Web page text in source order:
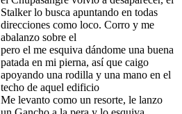
Stalker lo busca apuntando en todas
direcciones como loco. Corro y me
abalanzo sobre el
pero el me esquiva dándome una buena
patada en mi pierna, así que caigo
apoyando una rodilla y una mano en el
techo de aquel edificio
Me levanto como un resorte, le lanzo